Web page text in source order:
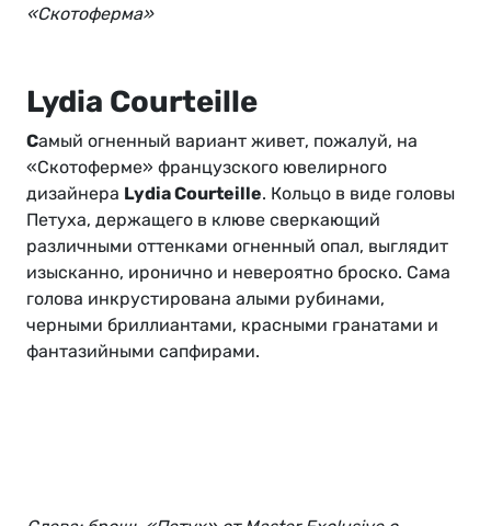
«Скотоферма»
Lydia Courteille
Самый огненный вариант живет, пожалуй, на
«Скотоферме» французского ювелирного
дизайнера Lydia Courteille. Кольцо в виде головы
Петуха, держащего в клюве сверкающий
различными оттенками огненный опал, выглядит
изысканно, иронично и невероятно броско. Сама
голова инкрустирована алыми рубинами,
черными бриллиантами, красными гранатами и
фантазийными сапфирами.